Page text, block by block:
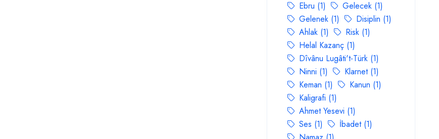
Ebru (1)
Gelecek (1)
Gelenek (1)
Disiplin (1)
Ahlak (1)
Risk (1)
Helal Kazanç (1)
Dîvânu Lugâti't-Türk (1)
Ninni (1)
Klarnet (1)
Keman (1)
Kanun (1)
Kaligrafi (1)
Ahmet Yesevi (1)
Ses (1)
İbadet (1)